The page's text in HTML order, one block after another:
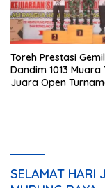
Toreh Prestasi
Dandim 1013 Muara
Juara Open
SELAMAT HARI